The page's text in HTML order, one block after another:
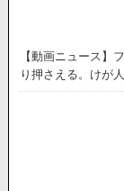
【動画ニュース】
り押さえる。けが人